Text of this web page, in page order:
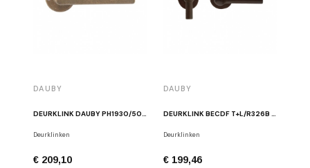
DAUBY
Deurklinken
€ 209,10
DAUBY
Deurklinken
€ 199,46